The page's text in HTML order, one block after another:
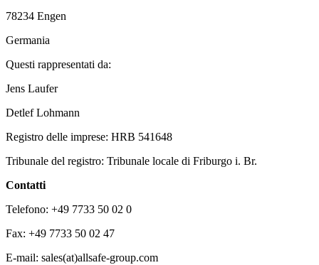
78234 Engen
Germania
Questi rappresentati da:
Jens Laufer
Detlef Lohmann
Registro delle imprese: HRB 541648
Tribunale del registro: Tribunale locale di Friburgo i. Br.
Contatti
Telefono: +49 7733 50 02 0
Fax: +49 7733 50 02 47
E-mail: sales(at)allsafe-group.com